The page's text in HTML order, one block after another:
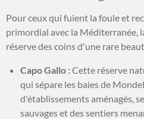
Pour ceux qui fuient la foule et
primordial avec la Méditerranée,
réserve des coins d'une rare
Capo Gallo :Cette réserve
qui sépare les baies de
d'établissements aménagés,
sauvages et des sentiers